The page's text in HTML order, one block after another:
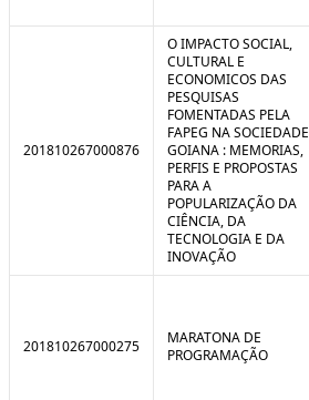
201810267000876
O IMPACTO SOCIAL,
CULTURAL E
ECONOMICOS DAS
PESQUISAS
FOMENTADAS PELA
FAPEG NA SOCIEDADE
GOIANA : MEMORIAS,
PERFIS E PROPOSTAS
PARA A
POPULARIZAÇÃO DA
CIÊNCIA, DA
TECNOLOGIA E DA
INOVAÇÃO
201810267000275
MARATONA DE
PROGRAMAÇÃO